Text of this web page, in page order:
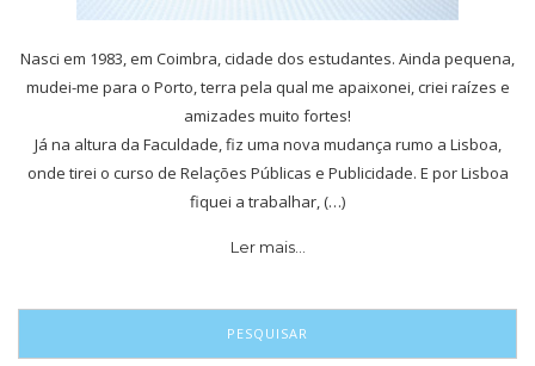
Nasci em 1983, em Coimbra, cidade dos estudantes. Ainda pequena,
mudei-me para o Porto, terra pela qual me apaixonei, criei raízes e
amizades muito fortes!
Já na altura da Faculdade, fiz uma nova mudança rumo a Lisboa,
onde tirei o curso de Relações Públicas e Publicidade. E por Lisboa
fiquei a trabalhar, (…)
Ler mais…
PESQUISAR